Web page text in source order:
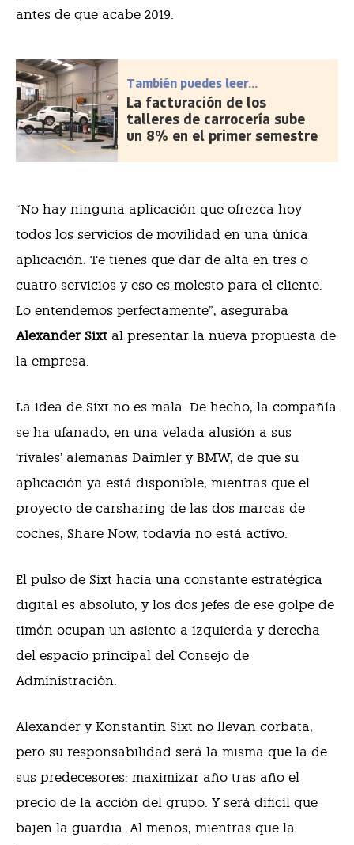
antes de que acabe 2019.
También puedes leer...
La facturación de los
talleres de carrocería sube
un 8% en el primer semestre
“No hay ninguna aplicación que ofrezca hoy
todos los servicios de movilidad en una única
aplicación. Te tienes que dar de alta en tres o
cuatro servicios y eso es molesto para el cliente.
Lo entendemos perfectamente”, aseguraba
Alexander Sixt al presentar la nueva propuesta de
la empresa.
La idea de Sixt no es mala. De hecho, la compañía
se ha ufanado, en una velada alusión a sus
‘rivales’ alemanas Daimler y BMW, de que su
aplicación ya está disponible, mientras que el
proyecto de carsharing de las dos marcas de
coches, Share Now, todavía no está activo.
El pulso de Sixt hacia una constante estratégica
digital es absoluto, y los dos jefes de ese golpe de
timón ocupan un asiento a izquierda y derecha
del espacio principal del Consejo de
Administración.
Alexander y Konstantin Sixt no llevan corbata,
pero su responsabilidad será la misma que la de
sus predecesores: maximizar año tras año el
precio de la acción del grupo. Y será difícil que
bajen la guardia. Al menos, mientras que la